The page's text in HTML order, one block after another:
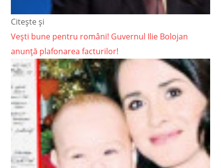
Citește și
Vești bune pentru români! Guvernul Ilie Bolojan
anunță plafonarea facturilor!